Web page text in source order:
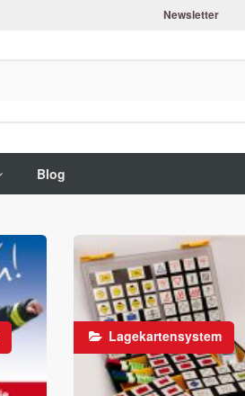
Newsletter
Blog
Lagekartensystem